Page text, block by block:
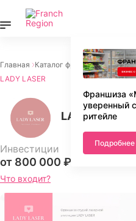
Франшиза
уверенный
ритейле
Подробнее
Главная Каталог франшиз Красота
LADY LASER
LADY LASER
Инвестиции
от 800 000 ₽
Что входит?